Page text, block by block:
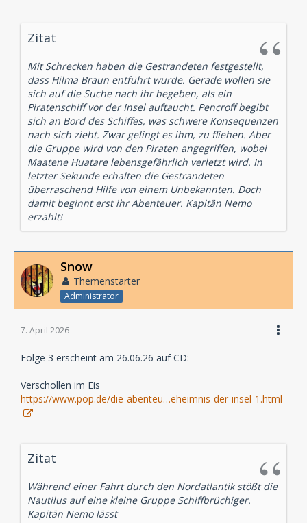
Zitat
Mit Schrecken haben die Gestrandeten festgestellt,
dass Hilma Braun entführt wurde. Gerade wollen sie
sich auf die Suche nach ihr begeben, als ein
Piratenschiff vor der Insel auftaucht. Pencroff begibt
sich an Bord des Schiffes, was schwere Konsequenzen
nach sich zieht. Zwar gelingt es ihm, zu fliehen. Aber
die Gruppe wird von den Piraten angegriffen, wobei
Maatene Huatare lebensgefährlich verletzt wird. In
letzter Sekunde erhalten die Gestrandeten
überraschend Hilfe von einem Unbekannten. Doch
damit beginnt erst ihr Abenteuer. Kapitän Nemo
erzählt!
Snow
Themenstarter
Administrator
7. April 2026
Folge 3 erscheint am 26.06.26 auf CD:
Verschollen im Eis
https://www.pop.de/die-abenteu…eheimnis-der-insel-1.html
Zitat
Während einer Fahrt durch den Nordatlantik stößt die
Nautilus auf eine kleine Gruppe Schiffbrüchiger.
Kapitän Nemo lässt